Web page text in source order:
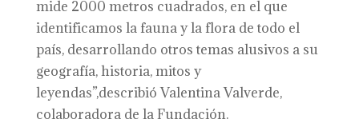
mide 2000 metros cuadrados, en el que
identificamos la fauna y la flora de todo el
país, desarrollando otros temas alusivos a su
geografía, historia, mitos y
leyendas”,describió Valentina Valverde,
colaboradora de la Fundación.